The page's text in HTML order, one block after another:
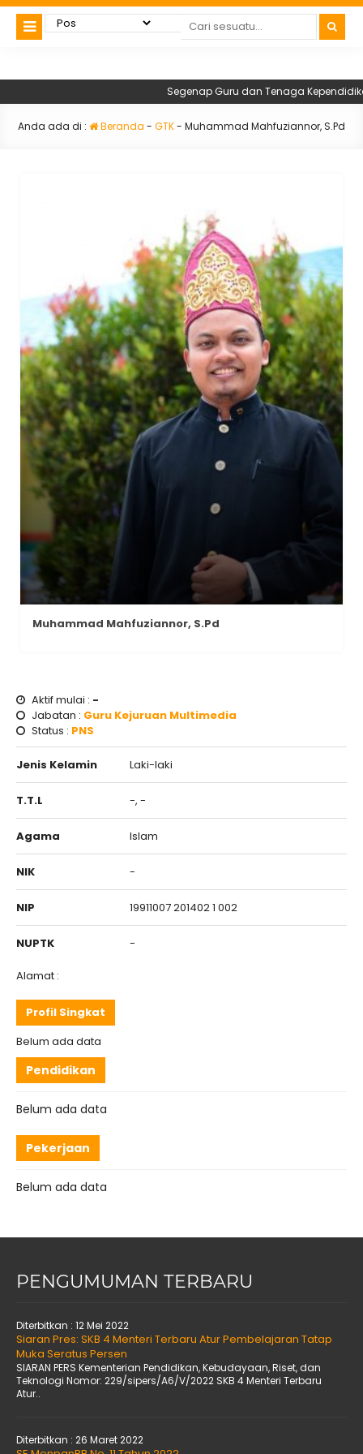
Segenap Guru dan Tenaga
Anda ada di : Beranda - GTK- Muhammad Mahfuziannor, S.Pd
Muhammad Mahfuziannor, S.Pd
Aktif mulai : -
Jabatan : Guru Kejuruan Multimedia
Status : PNS
Jenis Kelamin Laki-laki
T.T.L -, -
Agama Islam
NIK -
NIP 19911007 201402 1 002
NUPTK -
Alamat :
Profil Singkat
Belum ada data
Pendidikan
Belum ada data
Pekerjaan
Belum ada data
PENGUMUMAN TERBARU
Diterbitkan : 12 Mei 2022
Siaran Pres: SKB 4 Menteri Terbaru Atur Pembelajaran Tatap
Muka Seratus Persen
SIARAN PERS Kementerian Pendidikan, Kebudayaan, Riset, dan
Teknologi Nomor: 229/sipers/A6/V/2022 SKB 4 Menteri Terbaru
Atur..
Diterbitkan : 26 Maret 2022